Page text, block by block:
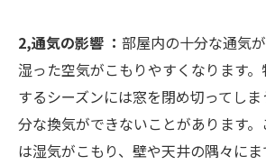
2,通気の影響 ： 部屋内の十分な通気
湿った空気がこもりやすくなります
するシーズンには窓を閉め切ってし
分な換気ができないことがあります
は湿気がこもり、壁や天井の隅々に